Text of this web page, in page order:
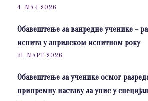
4. МАЈ 2026.
Обавештење за ванредне ученике –
испита у априлском испитном року
31. МАРТ 2026.
Обавештење за ученике осмог
припремну наставу за упис у